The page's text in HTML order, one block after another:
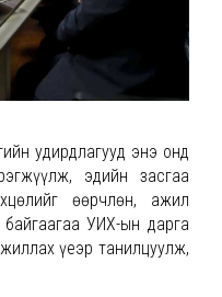
удирдлагууд энэ онд
эдийн засгаа
өөрчлөн, ажил
УИХ-ын дарга
үеэр танилцуулж,